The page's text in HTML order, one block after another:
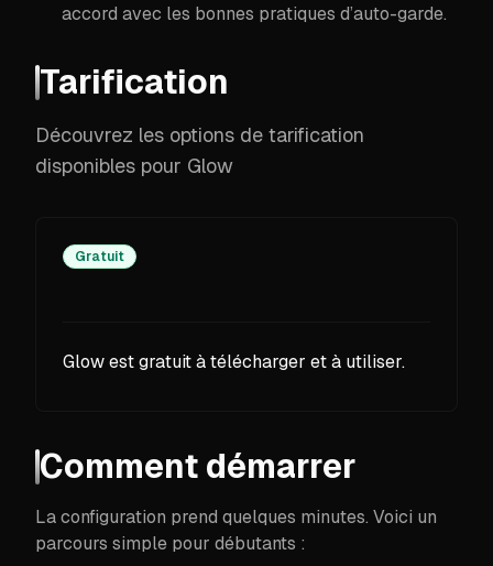
accord avec les bonnes pratiques d’auto-garde.
Tarification
Découvrez les options de tarification
disponibles pour Glow
Gratuit
Glow est gratuit à télécharger et à utiliser.
Comment démarrer
La configuration prend quelques minutes. Voici un
parcours simple pour débutants :